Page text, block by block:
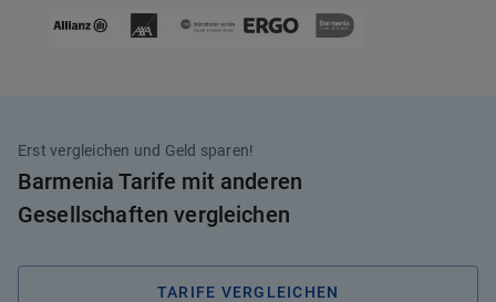
Erst vergleichen und Geld sparen!
Barmenia Tarife mit anderen
Gesellschaften vergleichen
TARIFE VERGLEICHEN